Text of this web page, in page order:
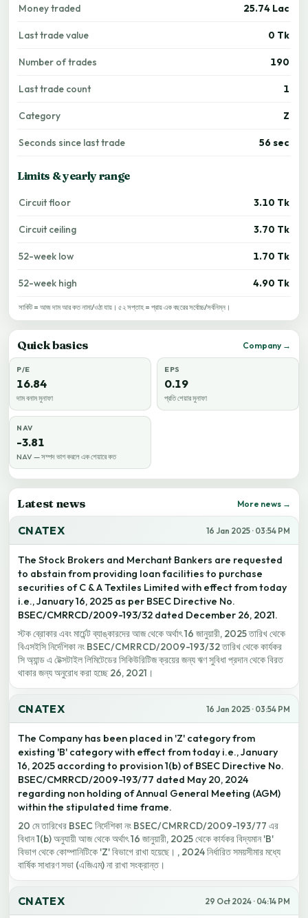
Money traded 25.74 Lac
Last trade value 0 Tk
Number of trades 190
Last trade count 1
Category Z
Seconds since last trade 56 sec
Limits & yearly range
Circuit floor 3.10 Tk
Circuit ceiling 3.70 Tk
52-week low 1.70 Tk
52-week high 4.90 Tk
সার্কিট = আজ দাম আর কত নামা/ওঠা যায়। ৫২ সপ্তাহ = প্রায় এক বছরের সর্বোচ্চ/সর্বনিম্ন।
Quick basics Company →
P/E
16.84
দাম বনাম মুনাফা
EPS
0.19
প্রতি শেয়ার মুনাফা
NAV
-3.81
NAV — সম্পদ ভাগ করলে এক শেয়ারে কত
Latest news More news →
CNATEX 16 Jan 2025 · 03:54 PM
The Stock Brokers and Merchant Bankers are requested
to abstain from providing loan facilities to purchase
securities of C & A Textiles Limited with effect from today
i.e., January 16, 2025 as per BSEC Directive No.
BSEC/CMRRCD/2009-193/32 dated December 26, 2021.
স্টক ব্রোকার এবং মার্চেন্ট ব্যাঙ্কারদের আজ থেকে অর্থাৎ 16 জানুয়ারী, 2025 তারিখ থেকে
বিএসইসি নির্দেশিকা নং BSEC/CMRRCD/2009-193/32 তারিখ থেকে কার্যকর
সি অ্যান্ড এ টেক্সটাইল লিমিটেডের সিকিউরিটিজ ক্রয়ের জন্য ঋণ সুবিধা প্রদান থেকে বিরত
থাকার জন্য অনুরোধ করা হচ্ছে 26, 2021।
CNATEX 16 Jan 2025 · 03:54 PM
The Company has been placed in 'Z' category from
existing 'B' category with effect from today i.e., January
16, 2025 according to provision 1(b) of BSEC Directive No.
BSEC/CMRRCD/2009-193/77 dated May 20, 2024
regarding non holding of Annual General Meeting (AGM)
within the stipulated time frame.
20 মে তারিখের BSEC নির্দেশিকা নং BSEC/CMRRCD/2009-193/77 এর
বিধান 1(b) অনুযায়ী আজ থেকে অর্থাৎ 16 জানুয়ারী, 2025 থেকে কার্যকর বিদ্যমান 'B'
বিভাগ থেকে কোম্পানিটিকে 'Z' বিভাগে রাখা হয়েছে। , 2024 নির্ধারিত সময়সীমার মধ্যে
বার্ষিক সাধারণ সভা (এজিএম) না রাখা সংক্রান্ত।
CNATEX 29 Oct 2024 · 04:14 PM